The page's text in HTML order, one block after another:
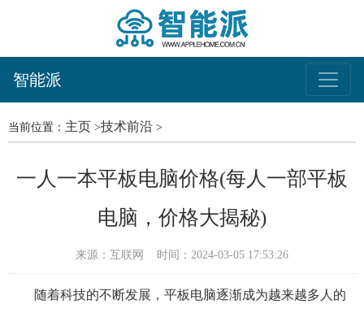
智能派
当前位置： 主页 >技术前沿 >
一人一本平板电脑价格(每人一部平板
电脑，价格大揭秘)
来源：互联网 时间：2024-03-05 17:53:26
随着科技的不断发展，平板电脑逐渐成为越来越多人的